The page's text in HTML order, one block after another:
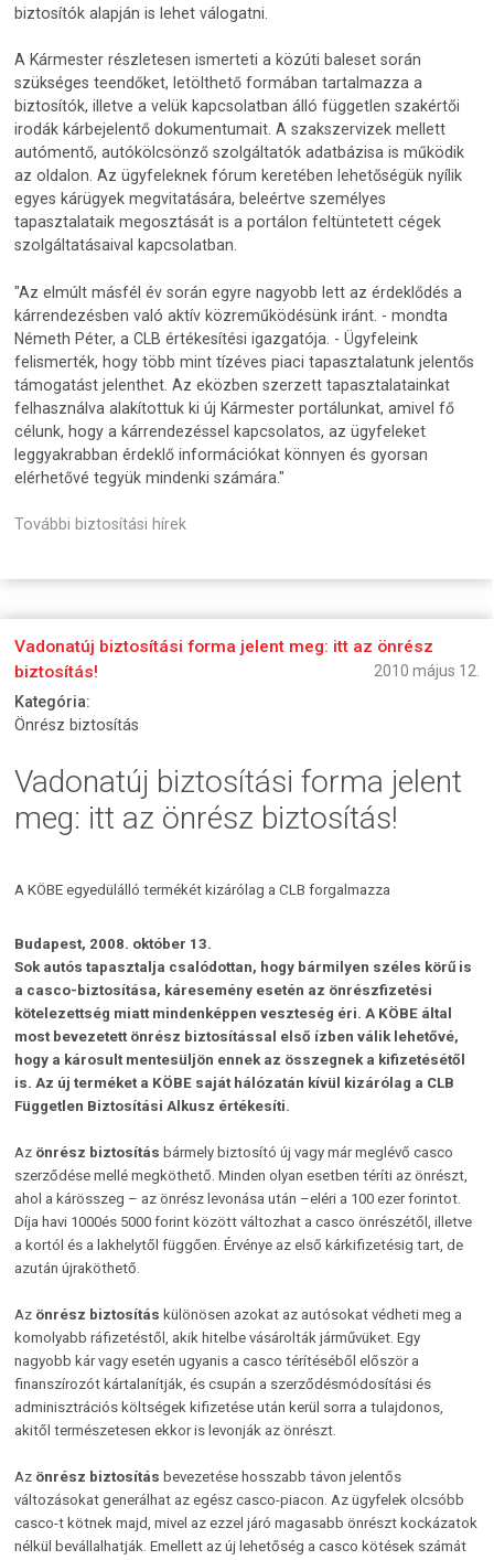
biztosítók alapján is lehet válogatni.
A Kármester részletesen ismerteti a közúti baleset során
szükséges teendőket, letölthető formában tartalmazza a
biztosítók, illetve a velük kapcsolatban álló független szakértői
irodák kárbejelentő dokumentumait. A szakszervizek mellett
autómentő, autókölcsönző szolgáltatók adatbázisa is működik
az oldalon. Az ügyfeleknek fórum keretében lehetőségük nyílik
egyes kárügyek megvitatására, beleértve személyes
tapasztalataik megosztását is a portálon feltüntetett cégek
szolgáltatásaival kapcsolatban.
"Az elmúlt másfél év során egyre nagyobb lett az érdeklődés a
kárrendezésben való aktív közreműködésünk iránt. - mondta
Németh Péter, a CLB értékesítési igazgatója. - Ügyfeleink
felismerték, hogy több mint tízéves piaci tapasztalatunk jelentős
támogatást jelenthet. Az eközben szerzett tapasztalatainkat
felhasználva alakítottuk ki új Kármester portálunkat, amivel fő
célunk, hogy a kárrendezéssel kapcsolatos, az ügyfeleket
leggyakrabban érdeklő információkat könnyen és gyorsan
elérhetővé tegyük mindenki számára."
További biztosítási hírek
Vadonatúj biztosítási forma jelent meg: itt az önrész
biztosítás!
2010 május 12.
Kategória:
Önrész biztosítás
Vadonatúj biztosítási forma jelent
meg: itt az önrész biztosítás!
A KÖBE egyedülálló termékét kizárólag a CLB forgalmazza
Budapest, 2008. október 13.
Sok autós tapasztalja csalódottan, hogy bármilyen széles körű is
a casco-biztosítása, káresemény esetén az önrészfizetési
kötelezettség miatt mindenképpen veszteség éri. A KÖBE által
most bevezetett önrész biztosítással első ízben válik lehetővé,
hogy a károsult mentesüljön ennek az összegnek a kifizetésétől
is. Az új terméket a KÖBE saját hálózatán kívül kizárólag a CLB
Független Biztosítási Alkusz értékesíti.
Az önrész biztosítás bármely biztosító új vagy már meglévő casco
szerződése mellé megköthető. Minden olyan esetben téríti az önrészt,
ahol a kárösszeg – az önrész levonása után –eléri a 100 ezer forintot.
Díja havi 1000és 5000 forint között változhat a casco önrészétől, illetve
a kortól és a lakhelytől függően. Érvénye az első kárkifizetésig tart, de
azután újraköthető.
Az önrész biztosítás különösen azokat az autósokat védheti meg a
komolyabb ráfizetéstől, akik hitelbe vásárolták járművüket. Egy
nagyobb kár vagy esetén ugyanis a casco térítéséből először a
finanszírozót kártalanítják, és csupán a szerződésmódosítási és
adminisztrációs költségek kifizetése után kerül sorra a tulajdonos,
akitől természetesen ekkor is levonják az önrészt.
Az önrész biztosítás bevezetése hosszabb távon jelentős
változásokat generálhat az egész casco-piacon. Az ügyfelek olcsóbb
casco-t kötnek majd, mivel az ezzel járó magasabb önrészt kockázatok
nélkül bevállalhatják. Emellett az új lehetőség a casco kötések számát